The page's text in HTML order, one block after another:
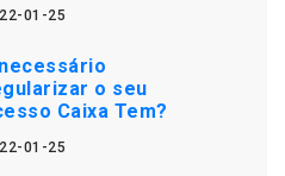
01-25
o seu
Caixa Tem?
01-25